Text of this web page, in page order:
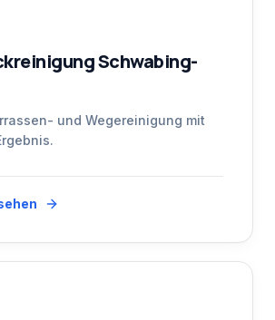
Schwabing-
und Wegereinigung mit